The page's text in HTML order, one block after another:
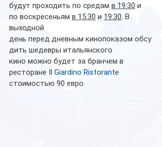
будут проходить по средам в 19:30 и
по воскресеньям в 15:30 и 19:30. В
выходной
день перед дневным кинопоказом обсу
дить шедевры итальянского
кино можно будет за бранчем в
ресторане
Il Giardino Ristorante
стоимостью 90 евро.